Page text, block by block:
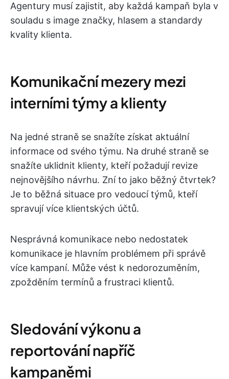
Agentury musí zajistit, aby každá kampaň byla v
souladu s image značky, hlasem a standardy
kvality klienta.
Komunikační mezery mezi
interními týmy a klienty
Na jedné straně se snažíte získat aktuální
informace od svého týmu. Na druhé straně se
snažíte uklidnit klienty, kteří požadují revize
nejnovějšího návrhu. Zní to jako běžný čtvrtek?
Je to běžná situace pro vedoucí týmů, kteří
spravují více klientských účtů.
Nesprávná komunikace nebo nedostatek
komunikace je hlavním problémem při správě
více kampaní. Může vést k nedorozuměním,
zpožděním termínů a frustraci klientů.
Sledování výkonu a
reportování napříč
kampaněmi